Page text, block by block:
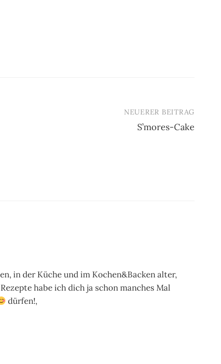
NEUERER BEITRAG
S’mores-Cake
in der Küche und im Kochen&Backen alter,
habe ich dich ja schon manches Mal
dürfen!,